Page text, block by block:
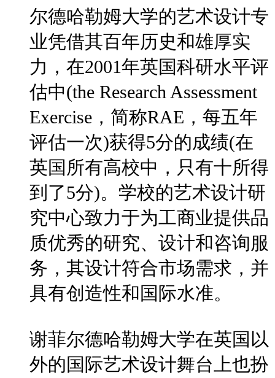
尔德哈勒姆大学的艺术设计专
业凭借其百年历史和雄厚实
力，在2001年英国科研水平评
估中(the Research Assessment
Exercise，简称RAE，每五年
评估一次)获得5分的成绩(在
英国所有高校中，只有十所得
到了5分)。学校的艺术设计研
究中心致力于为工商业提供品
质优秀的研究、设计和咨询服
务，其设计符合市场需求，并
具有创造性和国际水准。
谢菲尔德哈勒姆大学在英国以
外的国际艺术设计舞台上也扮